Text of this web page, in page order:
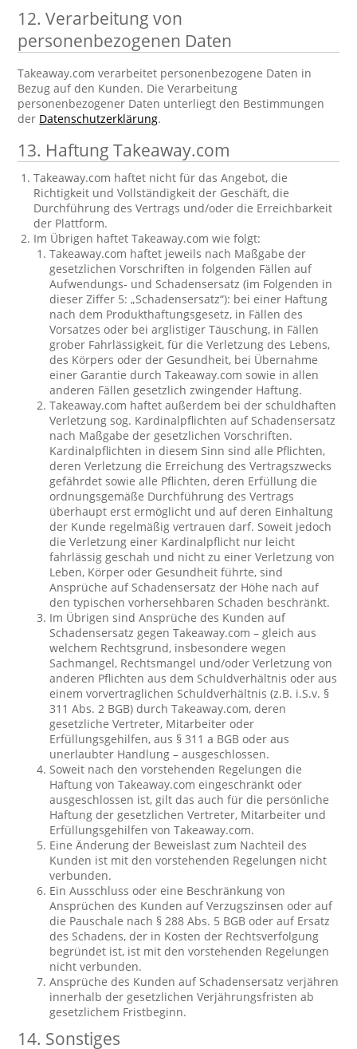
12. Verarbeitung von
personenbezogenen Daten
Takeaway.com verarbeitet personenbezogene Daten in
Bezug auf den Kunden. Die Verarbeitung
personenbezogener Daten unterliegt den Bestimmungen
der Datenschutzerklärung.
13. Haftung Takeaway.com
Takeaway.com haftet nicht für das Angebot, die
Richtigkeit und Vollständigkeit der Geschäft, die
Durchführung des Vertrags und/oder die Erreichbarkeit
der Plattform.
Im Übrigen haftet Takeaway.com wie folgt:
Takeaway.com haftet jeweils nach Maßgabe der
gesetzlichen Vorschriften in folgenden Fällen auf
Aufwendungs- und Schadensersatz (im Folgenden in
dieser Ziffer 5: „Schadensersatz“): bei einer Haftung
nach dem Produkthaftungsgesetz, in Fällen des
Vorsatzes oder bei arglistiger Täuschung, in Fällen
grober Fahrlässigkeit, für die Verletzung des Lebens,
des Körpers oder der Gesundheit, bei Übernahme
einer Garantie durch Takeaway.com sowie in allen
anderen Fällen gesetzlich zwingender Haftung.
Takeaway.com haftet außerdem bei der schuldhaften
Verletzung sog. Kardinalpflichten auf Schadensersatz
nach Maßgabe der gesetzlichen Vorschriften.
Kardinalpflichten in diesem Sinn sind alle Pflichten,
deren Verletzung die Erreichung des Vertragszwecks
gefährdet sowie alle Pflichten, deren Erfüllung die
ordnungsgemäße Durchführung des Vertrags
überhaupt erst ermöglicht und auf deren Einhaltung
der Kunde regelmäßig vertrauen darf. Soweit jedoch
die Verletzung einer Kardinalpflicht nur leicht
fahrlässig geschah und nicht zu einer Verletzung von
Leben, Körper oder Gesundheit führte, sind
Ansprüche auf Schadensersatz der Höhe nach auf
den typischen vorhersehbaren Schaden beschränkt.
Im Übrigen sind Ansprüche des Kunden auf
Schadensersatz gegen Takeaway.com – gleich aus
welchem Rechtsgrund, insbesondere wegen
Sachmangel, Rechtsmangel und/oder Verletzung von
anderen Pflichten aus dem Schuldverhältnis oder aus
einem vorvertraglichen Schuldverhältnis (z.B. i.S.v. §
311 Abs. 2 BGB) durch Takeaway.com, deren
gesetzliche Vertreter, Mitarbeiter oder
Erfüllungsgehilfen, aus § 311 a BGB oder aus
unerlaubter Handlung – ausgeschlossen.
Soweit nach den vorstehenden Regelungen die
Haftung von Takeaway.com eingeschränkt oder
ausgeschlossen ist, gilt das auch für die persönliche
Haftung der gesetzlichen Vertreter, Mitarbeiter und
Erfüllungsgehilfen von Takeaway.com.
Eine Änderung der Beweislast zum Nachteil des
Kunden ist mit den vorstehenden Regelungen nicht
verbunden.
Ein Ausschluss oder eine Beschränkung von
Ansprüchen des Kunden auf Verzugszinsen oder auf
die Pauschale nach § 288 Abs. 5 BGB oder auf Ersatz
des Schadens, der in Kosten der Rechtsverfolgung
begründet ist, ist mit den vorstehenden Regelungen
nicht verbunden.
Ansprüche des Kunden auf Schadensersatz verjähren
innerhalb der gesetzlichen Verjährungsfristen ab
gesetzlichem Fristbeginn.
14. Sonstiges